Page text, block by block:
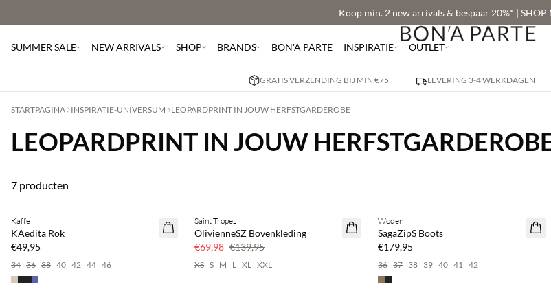
Koop min. 2 new arrivals & bespaar 20%* | SHOP
SUMMER SALE NEW ARRIVALS SHOP BRANDS BON'A PARTE INSPIRATIE OUTLET
GRATIS VERZENDING BIJ MIN €75 LEVERING 3-4 WERKDAGEN
STARTPAGINA INSPIRATIE-UNIVERSUM LEOPARDPRINT IN JOUW HERFSTGARDEROBE
LEOPARDPRINT IN JOUW
7 producten
Kaffe
KAedita Rok
€49,95
34 36 38 40 42 44 46
SAVE20
Saint Tropez
OlivienneSZ Bovenkleding
€69,98 €139,95
XS S M L XL XXL
Woden
SagaZipS Boots
€179,95
36 37 38 39 40 41 42